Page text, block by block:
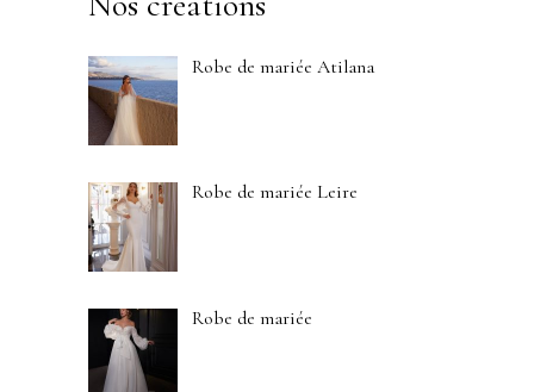
Robe de mariée Atilana
Robe de mariée Leire
Robe de mariée